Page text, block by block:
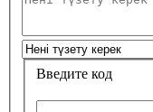
Введите код